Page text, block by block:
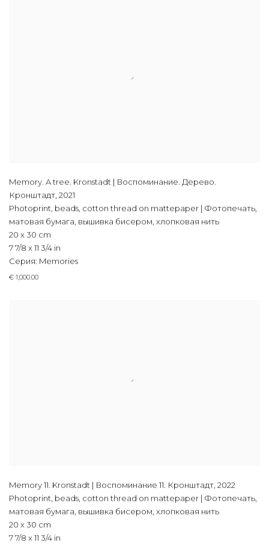
Memory. A tree. Kronstadt | Воспоминание. Дерево.
Кронштадт, 2021
Photoprint, beads, cotton thread on mattepaper | Фотопечать,
матовая бумага, вышивка бисером, хлопковая нить
20 x 30 cm
7 7/8 x 11 3/4 in
Серия: Memories
€ 1,000.00
Memory 11. Kronstadt | Воспоминание 11. Кронштадт, 2022
Photoprint, beads, cotton thread on mattepaper | Фотопечать,
матовая бумага, вышивка бисером, хлопковая нить
20 x 30 cm
7 7/8 x 11 3/4 in